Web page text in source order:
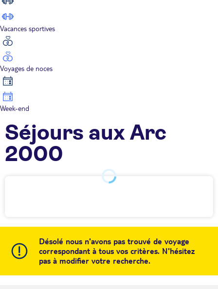
Vacances sportives
Voyages de noces
Week-end
Séjours aux Arc
2000
Désolé nous n'avons pas trouvé de voyage
correspondant à tous vos critères. N'hésitez
pas à modifier votre recherche.